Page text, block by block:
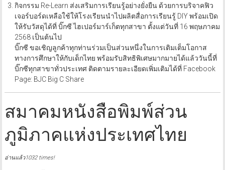
กิจกรรม Re-Learn ส่งเสริมการเรียนรู้อย่างยั่งยืน ด้วยการบริจาคฟิว
เจอร์บอร์ดเหลือใช้ให้โรงเรียนนำไปผลิตสื่อการเรียนรู้ DIY พร้อมเปิด
ให้รับวัสดุได้ที่ บิ๊กซี ไฮเปอร์มาร์เก็ตทุกสาขา ตั้งแต่วันที่ 16 พฤษภาคม
2568 เป็นต้นไป
บิ๊กซี ขอเชิญลูกค้าทุกท่านร่วมเป็นส่วนหนึ่งในการเติมเต็มโอกาส
ทางการศึกษาให้กับเด็กไทย พร้อมรับสิทธิพิเศษมากมายได้แล้ววันนี้ที่
บิ๊กซีทุกสาขาทั่วประเทศ ติดตามรายละเอียดเพิ่มเติมได้ที่ Facebook
Page: BJC Big C Share
สมาคมหนังสือพิมพ์ส่วน
ภูมิภาคแห่งประเทศไทย
อ่านแล้ว1032 times!